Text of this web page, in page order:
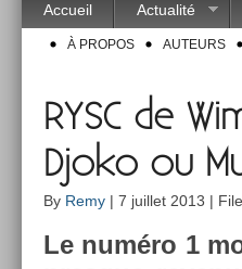
Accueil Actualité
À PROPOS AUTEURS
RYSC de
Djoko ou
By Remy | 7 juillet 2013 |
Le numéro 1